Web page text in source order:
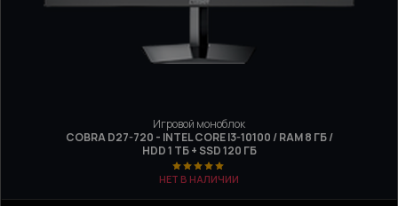
Игровой моноблок
COBRA D27-720 - INTEL CORE I3-10100 / RAM 8 ГБ /
HDD 1 ТБ + SSD 120 ГБ
НЕТ В НАЛИЧИИ